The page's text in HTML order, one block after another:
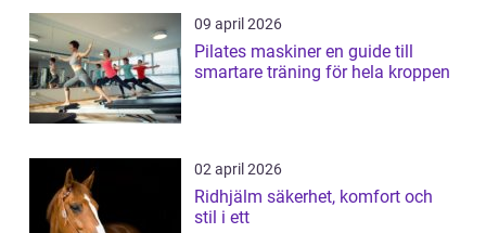
09 april 2026
Pilates maskiner en guide till
smartare träning för hela kroppen
02 april 2026
Ridhjälm säkerhet, komfort och
stil i ett